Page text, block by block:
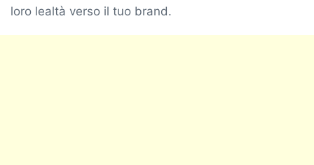
loro lealtà verso il tuo brand.